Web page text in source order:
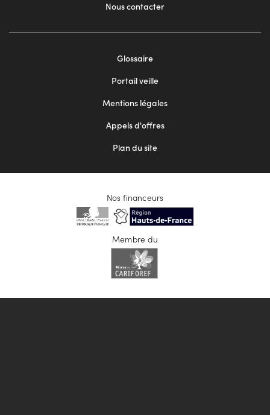
Nous contacter
Glossaire
Portail veille
Mentions légales
Appels d'offres
Plan du site
Nos financeurs
Membre du